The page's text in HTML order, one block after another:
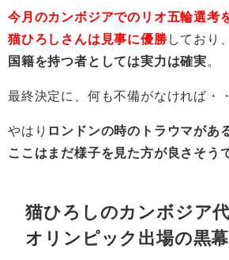
今月のカンボジアでのリオ五輪選考
猫ひろしさんは見事に優勝 しており、
国籍を持つ者としては実力は確実
最終決定に、何も不備がなければ・
やはり ロンドンの時のトラウマがあ
ここはまだ様子を見た方が良さそう
猫ひろしのカンボジア
オリンピック出場の黒幕